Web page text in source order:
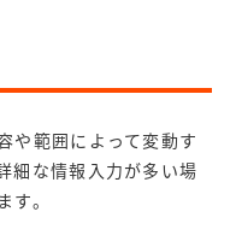
や範囲によって変動す
細な情報入力が多い場
。